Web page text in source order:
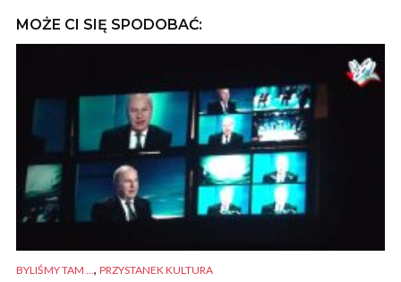
MOŻE CI SIĘ SPODOBAĆ:
BYLIŚMY TAM ..., PRZYSTANEK KULTURA